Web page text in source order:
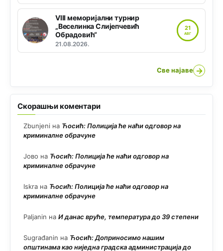
VIII меморијални турнир
„Веселинка Слијепчевић
Обрадовић“
21.08.2026.
21
АВГ
Све најаве →
Скорашњи коментари
Zbunjeni на Ћосић: Полиција ће наћи одговор на
криминалне обрачуне
Јово на Ћосић: Полиција ће наћи одговор на
криминалне обрачуне
Iskra на Ћосић: Полиција ће наћи одговор на
криминалне обрачуне
Paljanin на И данас вруће, температура до 39 степени
Sugrađanin на Ћосић: Доприносимо нашим
општинама као ниједна градска администрација до